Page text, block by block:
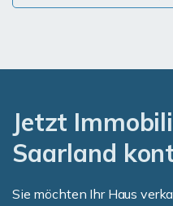
Jetzt
Saarland
Sie möchten Ihr Haus